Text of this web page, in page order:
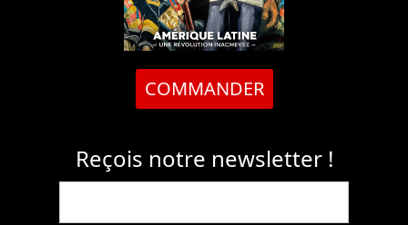
COMMANDER
Reçois notre newsletter !